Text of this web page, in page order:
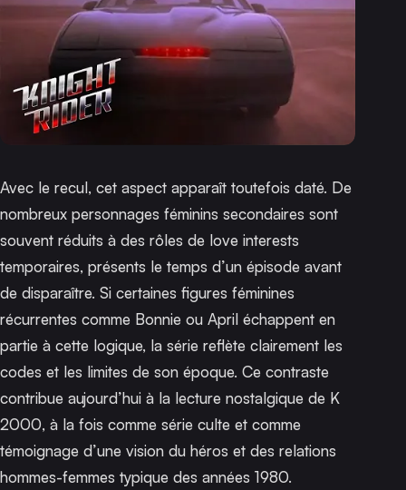
Avec le recul, cet aspect apparaît toutefois daté. De
nombreux personnages féminins secondaires sont
souvent réduits à des rôles de love interests
temporaires, présents le temps d’un épisode avant
de disparaître. Si certaines figures féminines
récurrentes comme Bonnie ou April échappent en
partie à cette logique, la série reflète clairement les
codes et les limites de son époque. Ce contraste
contribue aujourd’hui à la lecture nostalgique de K
2000, à la fois comme série culte et comme
témoignage d’une vision du héros et des relations
hommes-femmes typique des années 1980.